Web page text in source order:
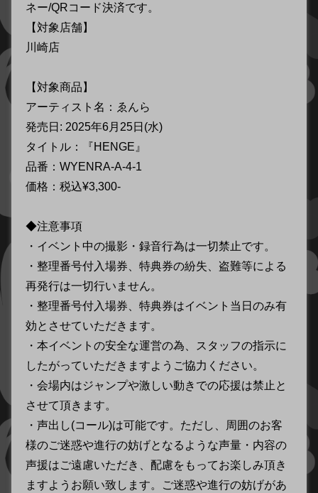
ネー/QRコード決済です。
【対象店舗】
川崎店
【対象商品】
アーティスト名：ゑんら
発売日: 2025年6月25日(水)
タイトル：『HENGE』
品番：WYENRA-A-4-1
価格：税込¥3,300-
◆注意事項
・イベント中の撮影・録音行為は一切禁止です。
・整理番号付入場券、特典券の紛失、盗難等による
再発行は一切行いません。
・整理番号付入場券、特典券はイベント当日のみ有
効とさせていただきます。
・本イベントの安全な運営の為、スタッフの指示に
したがっていただきますようご協力ください。
・会場内はジャンプや激しい動きでの応援は禁止と
させて頂きます。
・声出し(コール)は可能です。ただし、周囲のお客
様のご迷惑や進行の妨げとなるような声量・内容の
声援はご遠慮いただき、配慮をもってお楽しみ頂き
ますようお願い致します。ご迷惑や進行の妨げがあ